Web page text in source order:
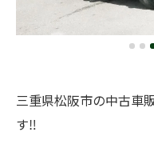
三重県松阪市の中古車
す‼️